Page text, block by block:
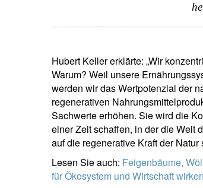
Hubert Keller erklärte: „Wir
Warum? Weil unsere
werden wir das Wertpotenzial der
regenerativen
Sachwerte erhöhen. Sie wird die
einer Zeit schaffen, in der die Welt
auf die regenerative Kraft der
Lesen Sie auch: Feigenbäume,
für Ökosystem und Wirtschaft wirken